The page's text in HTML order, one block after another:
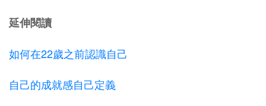
延伸閱讀
如何在22歲之前認識自己
自己的成就感自己定義